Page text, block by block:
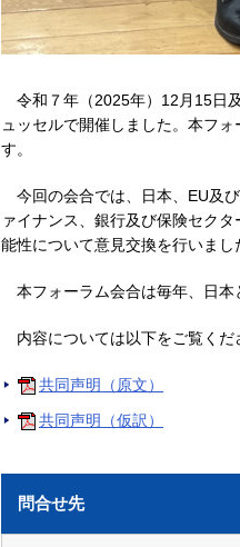
令和７年（2025年）12月15日
ュッセルで開催しました。本フ
す。
今回の会合では、日本、EU及
ァイナンス、銀行及び保険セク
能性について意見交換を行いまし
本フォーラム会合は毎年、日本
内容については以下をご覧くだ
共同声明（原文）
共同声明（仮訳）
問合せ先